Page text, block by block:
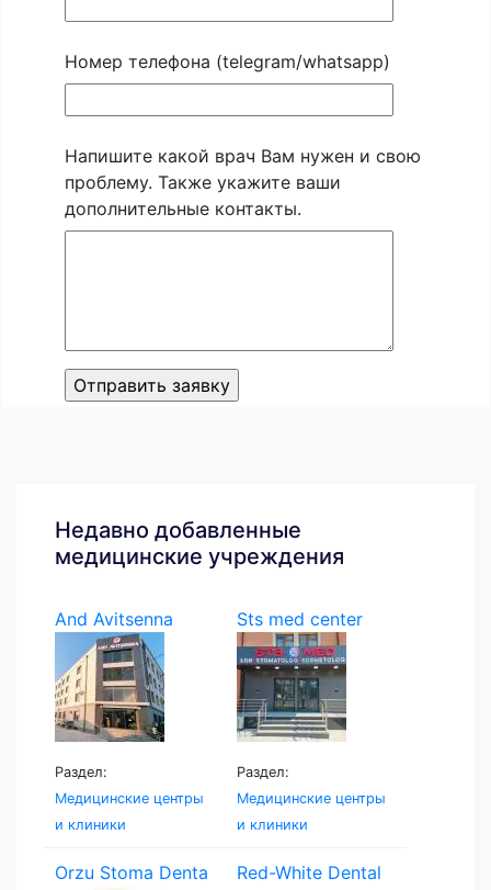
Номер телефона (telegram/whatsapp)
Напишите какой врач Вам нужен и свою
проблему. Также укажите ваши
дополнительные контакты.
Недавно добавленные
медицинские учреждения
And Avitsenna
Раздел:
Медицинские центры
и клиники
Sts med center
Раздел:
Медицинские центры
и клиники
Orzu Stoma Denta
Red-White Dental